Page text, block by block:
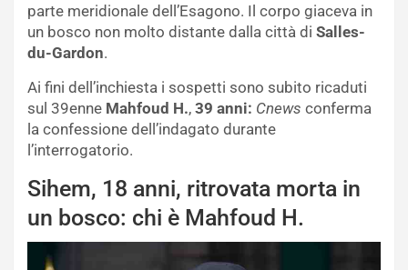
parte meridionale dell’Esagono. Il corpo giaceva in
un bosco non molto distante dalla città di Salles-
du-Gardon.
Ai fini dell’inchiesta i sospetti sono subito ricaduti
sul 39enne Mahfoud H., 39 anni: Cnews conferma
la confessione dell’indagato durante
l’interrogatorio.
Sihem, 18 anni, ritrovata morta in
un bosco: chi è Mahfoud H.